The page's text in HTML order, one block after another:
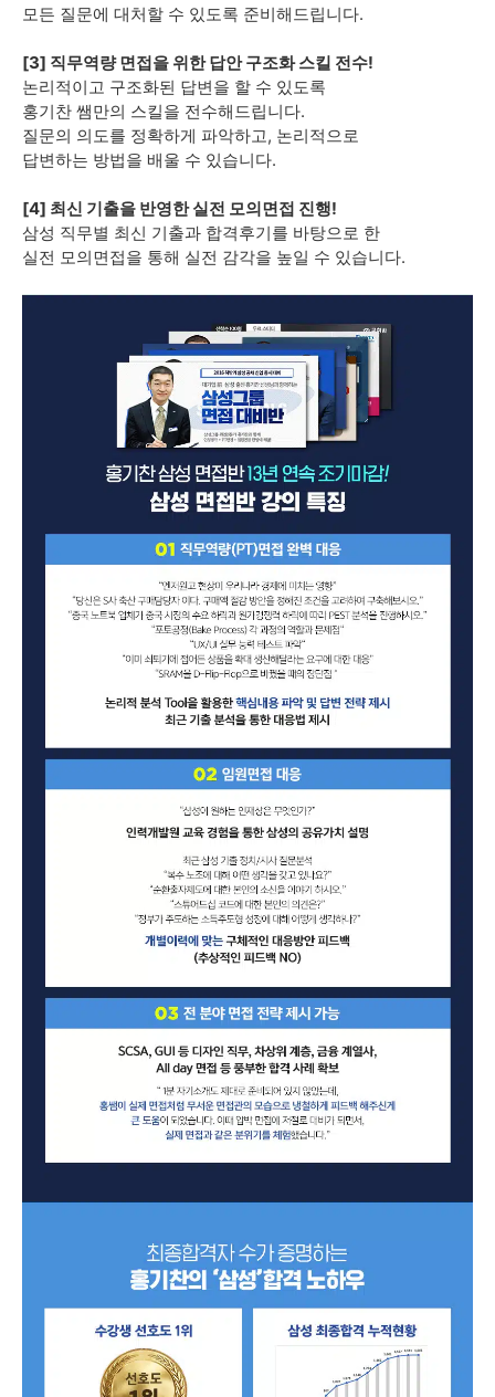
모든 질문에 대처할 수 있도록 준비해드립니다.
[3] 직무역량 면접을 위한 답안 구조화 스킬 전수!
논리적이고 구조화된 답변을 할 수 있도록
홍기찬 쌤만의 스킬을 전수해드립니다.
질문의 의도를 정확하게 파악하고, 논리적으로
답변하는 방법을 배울 수 있습니다.
[4] 최신 기출을 반영한 실전 모의면접 진행!
삼성 직무별 최신 기출과 합격후기를 바탕으로 한
실전 모의면접을 통해 실전 감각을 높일 수 있습니다.